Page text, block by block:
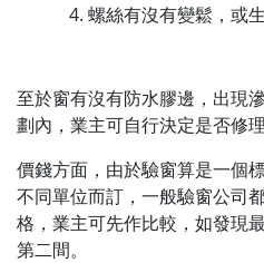
螺絲有沒有變鬆，或
至於窗有沒有防水膠邊，出現
劃內，業主可自行決定是否修
價錢方面，由於驗窗算是一個
不同單位而訂，一般驗窗公司
格，業主可先作比較，如發現
第二間。